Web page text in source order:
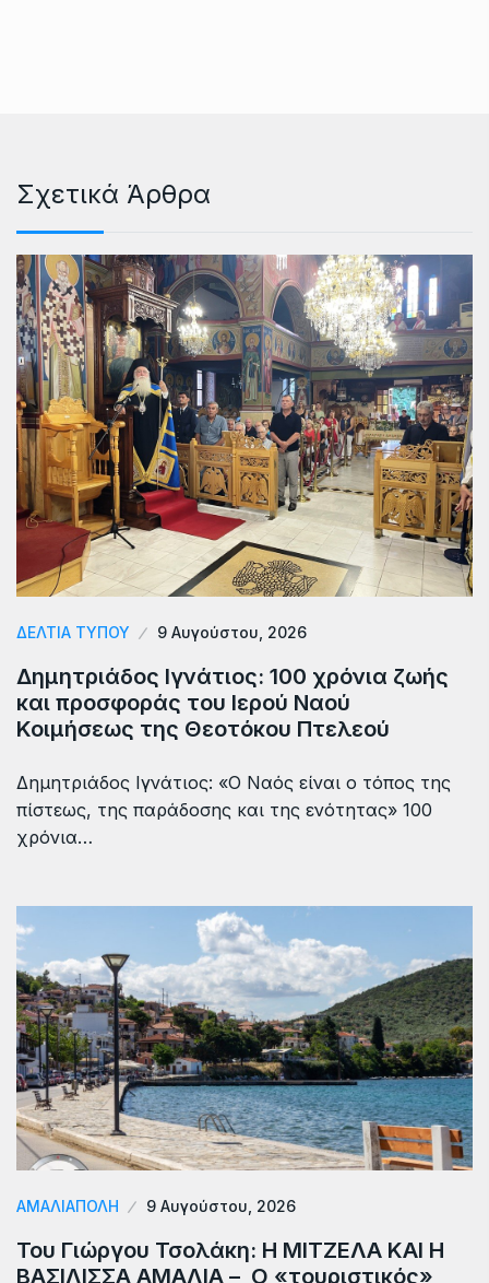
Σχετικά Άρθρα
ΔΕΛΤΙΑ ΤΥΠΟΥ 9 Αυγούστου, 2026
Δημητριάδος Ιγνάτιος: 100 χρόνια ζωής
και προσφοράς του Ιερού Ναού
Κοιμήσεως της Θεοτόκου Πτελεού
Δημητριάδος Ιγνάτιος: «Ο Ναός είναι ο τόπος της
πίστεως, της παράδοσης και της ενότητας» 100
χρόνια…
ΑΜΑΛΙΆΠΟΛΗ 9 Αυγούστου, 2026
Του Γιώργου Τσολάκη: Η ΜΙΤΖΕΛΑ ΚΑΙ Η
ΒΑΣΙΛΙΣΣΑ ΑΜΑΛΙΑ – Ο «τουριστικός»